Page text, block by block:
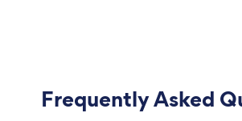
Frequently Asked